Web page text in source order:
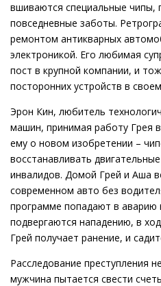
вшиваются специальные чипы,
повседневные заботы.
ремонтом антикварных
электроникой. Его любимая
пост в крупной компании, и
посторонних устройств в
Эрон Кин, любитель
машин, принимая работу Грея
ему о новом изобретении –
восстанавливать
инвалидов. Домой Грей и Аша
современном авто без
программе попадают в
подвергаются нападению, в
Грей получает ранение, и
Расследование преступления
мужчина пытается свести